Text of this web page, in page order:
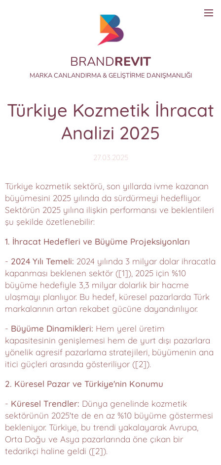
BRANDREVIT
MARKA CANLANDIRMA & GELİŞTİRME DANIŞMANLIĞI
Türkiye Kozmetik İhracat
Analizi 2025
27.03.2025
Türkiye kozmetik sektörü, son yıllarda ivme kazanan
büyümesini 2025 yılında da sürdürmeyi hedefliyor.
Sektörün 2025 yılına ilişkin performansı ve beklentileri
şu şekilde özetlenebilir:
1. İhracat Hedefleri ve Büyüme Projeksiyonları
- 2024 Yılı Temeli: 2024 yılında 3 milyar dolar ihracatla
kapanması beklenen sektör ([1]), 2025 için %10
büyüme hedefiyle 3,3 milyar dolarlık bir hacme
ulaşmayı planlıyor. Bu hedef, küresel pazarlarda Türk
markalarının artan rekabet gücüne dayandırılıyor.
- Büyüme Dinamikleri: Hem yerel üretim
kapasitesinin genişlemesi hem de yurt dışı pazarlara
yönelik agresif pazarlama stratejileri, büyümenin ana
itici güçleri arasında gösteriliyor ([2]).
2. Küresel Pazar ve Türkiye'nin Konumu
- Küresel Trendler: Dünya genelinde kozmetik
sektörünün 2025'te de en az %10 büyüme göstermesi
bekleniyor. Türkiye, bu trendi yakalayarak Avrupa,
Orta Doğu ve Asya pazarlarında öne çıkan bir
tedarikçi haline geldi ([2]).